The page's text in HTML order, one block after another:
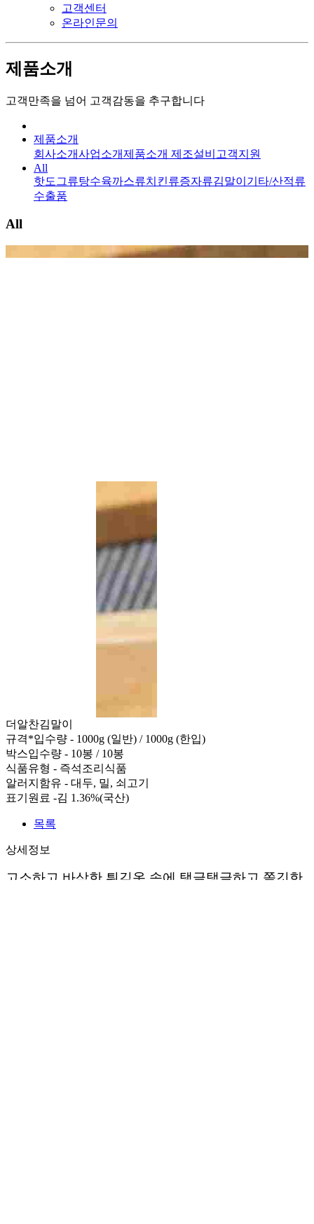
고객센터
온라인문의
제품소개
고객만족을 넘어 고객감동을 추구합니다
제품소개
회사소개사업소개제품소개 제조설비 고객지원
All
핫도그류탕수육까스류치킨류증자류김말이 기타/산적류
수출품
All
더알찬김말이
규격*입수량 - 1000g (일반) / 1000g (한입)
박스입수량 - 10봉 / 10봉
식품유형 - 즉석조리식품
알러지함유 - 대두, 밀, 쇠고기
표기원료 -김 1.36%(국산)
목록
상세정보
고소하고 바삭한 튀김옷 속에 탱글탱글하고 쫄깃한